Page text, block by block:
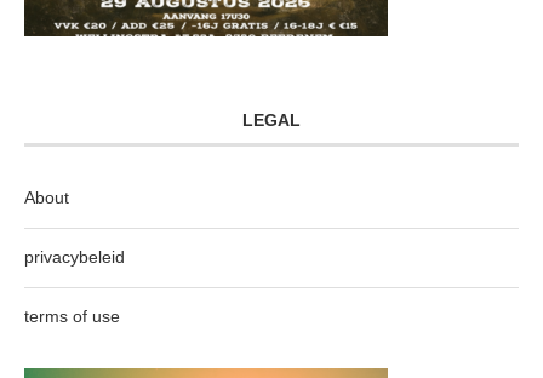
LEGAL
About
privacybeleid
terms of use